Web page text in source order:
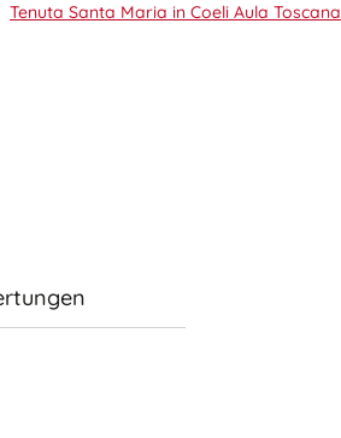
Tenuta Santa Maria in Coeli Aula Toscana